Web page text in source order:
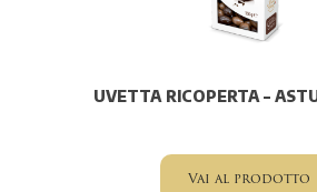
UVETTA RICOPERTA –
Vai al prodotto